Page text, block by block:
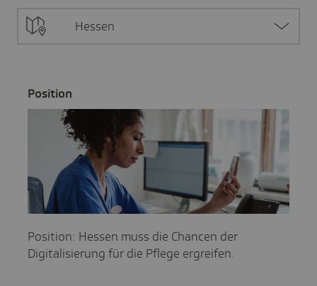
Hessen
Posi­tion
Position: Hessen muss die Chancen der
Digitalisierung für die Pflege ergreifen.